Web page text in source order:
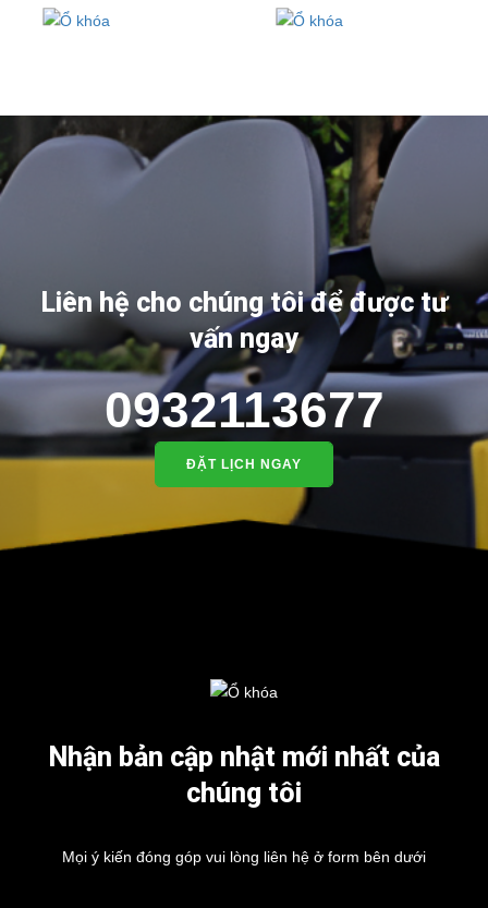
Liên hệ cho chúng tôi để được tư
vấn ngay
0932113677
ĐẶT LỊCH NGAY
Nhận bản cập nhật mới nhất của
chúng tôi
Mọi ý kiến đóng góp vui lòng liên hệ ở form bên dưới